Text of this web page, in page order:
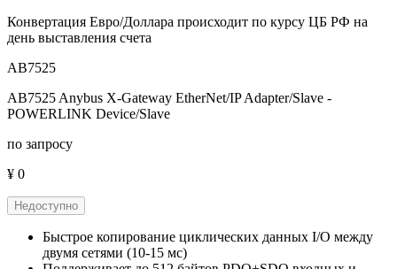
Конвертация Евро/Доллара происходит по курсу ЦБ РФ на
день выставления счета
AB7525
AB7525 Anybus X-Gateway EtherNet/IP Adapter/Slave -
POWERLINK Device/Slave
по запросу
¥ 0
Недоступно
Быстрое копирование циклических данных I/O между
двумя сетями (10-15 мс)